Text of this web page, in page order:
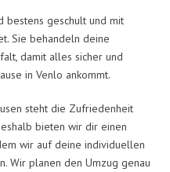
bestens geschult und mit
Sie behandeln deine
damit alles sicher und
in Venlo ankommt.
steht die Zufriedenheit
bieten wir dir einen
wir auf deine individuellen
Wir planen den Umzug genau